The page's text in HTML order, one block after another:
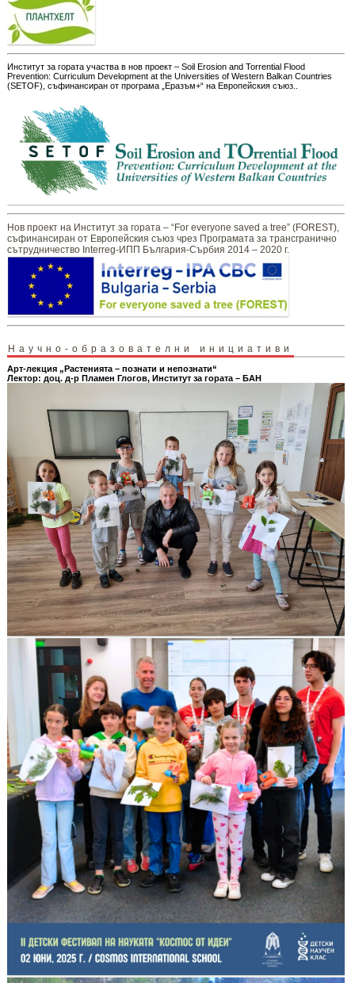
Институт за гората участва в нов проект – Soil Erosion and Torrential Flood
Prevention: Curriculum Development at the Universities of Western Balkan Countries
(SETOF), съфинансиран от програма „Еразъм+“ на Европейския съюз..
Нов проект на Институт за гората – “For everyone saved a tree” (FOREST),
съфинансиран от Европейския съюз чрез Програмата за трансгранично
сътрудничество Interreg-ИПП България-Сърбия 2014 – 2020 г.
Научно-образователни инициативи
Арт-лекция „Растенията – познати и непознати“
Лектор: доц. д-р Пламен Глогов, Институт за гората – БАН